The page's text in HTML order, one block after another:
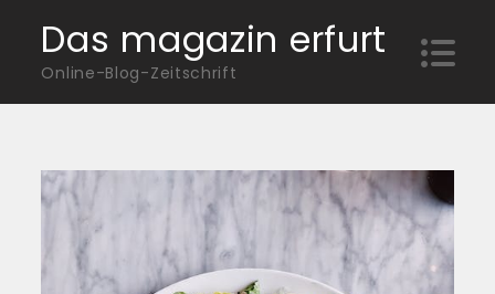
content
Das magazin erfurt
Online-Blog-Zeitschrift